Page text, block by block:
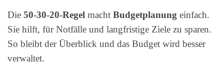
Die 50-30-20-Regel macht Budgetplanung einfach.
Sie hilft, für Notfälle und langfristige Ziele zu sparen.
So bleibt der Überblick und das Budget wird besser
verwaltet.